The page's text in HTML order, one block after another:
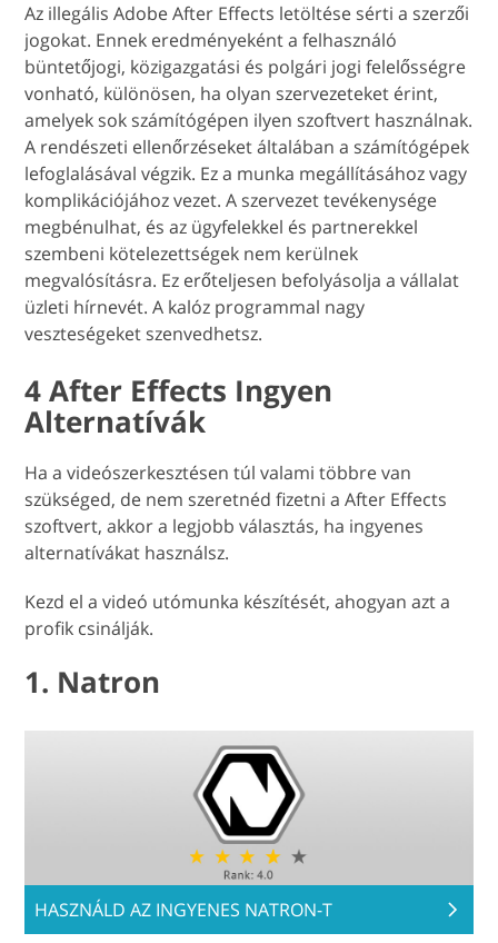
Az illegális Adobe After Effects letöltése sérti a szerzői
jogokat. Ennek eredményeként a felhasználó
büntetőjogi, közigazgatási és polgári jogi felelősségre
vonható, különösen, ha olyan szervezeteket érint,
amelyek sok számítógépen ilyen szoftvert használnak.
A rendészeti ellenőrzéseket általában a számítógépek
lefoglalásával végzik. Ez a munka megállításához vagy
komplikációjához vezet. A szervezet tevékenysége
megbénulhat, és az ügyfelekkel és partnerekkel
szembeni kötelezettségek nem kerülnek
megvalósításra. Ez erőteljesen befolyásolja a vállalat
üzleti hírnevét. A kalóz programmal nagy
veszteségeket szenvedhetsz.
4 After Effects Ingyen
Alternatívák
Ha a videószerkesztésen túl valami többre van
szükséged, de nem szeretnéd fizetni a After Effects
szoftvert, akkor a legjobb választás, ha ingyenes
alternatívákat használsz.
Kezd el a videó utómunka készítését, ahogyan azt a
profik csinálják.
1. Natron
HASZNÁLD AZ INGYENES NATRON-T